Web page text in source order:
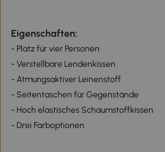
Eigenschaften:
- Platz für vier Personen
- Verstellbare Lendenkissen
- Atmungsaktiver Leinenstoff
- Seitentaschen für Gegenstände
- Hoch elastisches Schaumstoffkissen
- Drei Farboptionen